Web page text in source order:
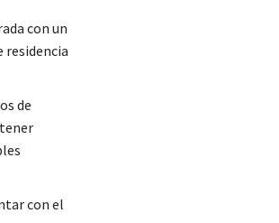
con un
residencia
de
con el